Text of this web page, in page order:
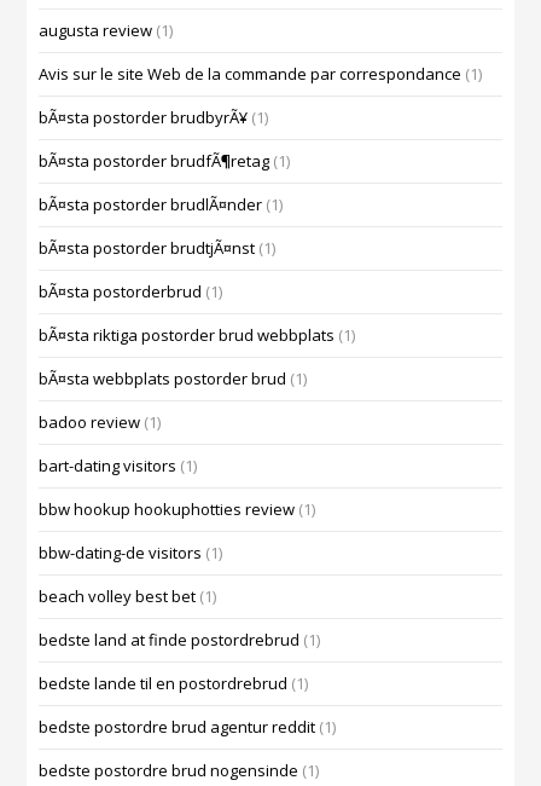
augusta review (1)
Avis sur le site Web de la commande par correspondance (1)
bÃ¤sta postorder brudbyrÃ¥ (1)
bÃ¤sta postorder brudfÃ¶retag (1)
bÃ¤sta postorder brudlÃ¤nder (1)
bÃ¤sta postorder brudtjÃ¤nst (1)
bÃ¤sta postorderbrud (1)
bÃ¤sta riktiga postorder brud webbplats (1)
bÃ¤sta webbplats postorder brud (1)
badoo review (1)
bart-dating visitors (1)
bbw hookup hookuphotties review (1)
bbw-dating-de visitors (1)
beach volley best bet (1)
bedste land at finde postordrebrud (1)
bedste lande til en postordrebrud (1)
bedste postordre brud agentur reddit (1)
bedste postordre brud nogensinde (1)